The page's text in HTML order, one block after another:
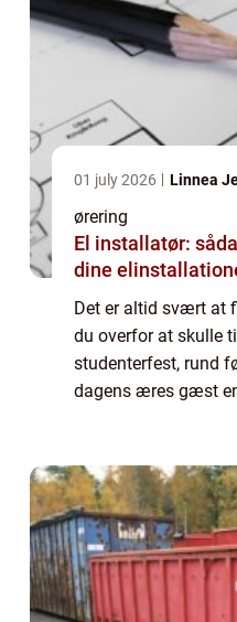
01 july 2026 Linnea
ørering
El installatør:
dine
Det er altid svært at
du overfor at skulle
studenterfest, rund
dagens æres gæst